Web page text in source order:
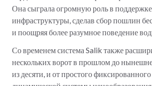
Она сыграла огромную роль в
инфраструктуры, сделав сбор пошлин
и поощряя более разумное поведение
Со временем система Salik также
нескольких ворот в прошлом до
из десяти, и от простого